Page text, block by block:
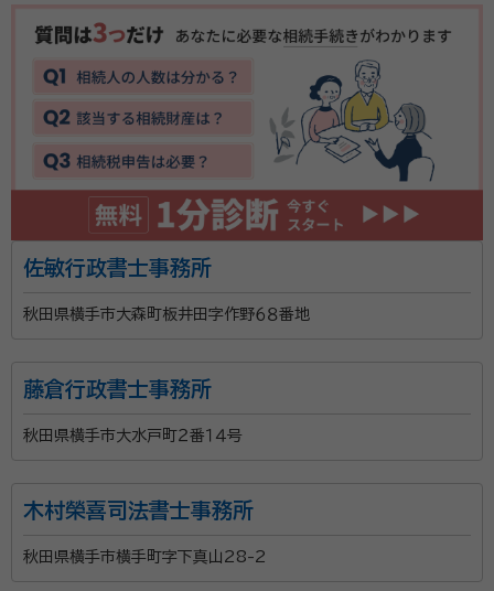
書士業務に加え、不動産会社を運営していることです。
相続した不動産の名義変更後の売却、空き家の活用・処
分、土地や建物のご相談までワンストップで対応できる
体制を整えています。また、税理士・司法書士・弁護士な
ど各分野の専門家とも連携し、お客様に最適な解決方法
をご提案いたします。 相続は法律の問題だけではなく、
ご家族の想いや将来の暮らしにも関わる大切な手続き
やすく親身な対応を心掛けています。 地域の皆様にとっ
て「まず相談してみよう」と思っていただける身近な専門
ください。
佐敏行政書士事務所
秋田県横手市大森町板井田字作野６８番地
藤倉行政書士事務所
秋田県横手市大水戸町２番１４号
木村榮喜司法書士事務所
秋田県横手市横手町字下真山28-2